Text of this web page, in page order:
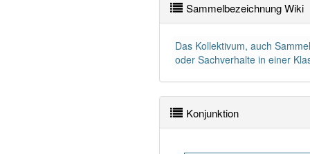
Wörter mit Endung-
Das Wort wird häufig
Sammelbezeichnung Wiki
Das Kollektivum, auch
oder Sachverhalte in einer
Konjunktion